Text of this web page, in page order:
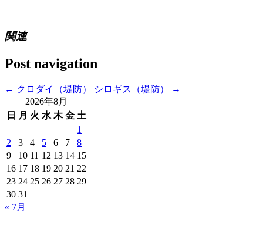
関連
Post navigation
← クロダイ（堤防） シロギス（堤防）
→
2026年8月
日
月 火 水 木 金 土
1
2
3 4 5 6 7
8
9
10 11 12 13 14 15
16 17 18 19 20 21 22
23 24 25 26 27 28 29
30 31
« 7月